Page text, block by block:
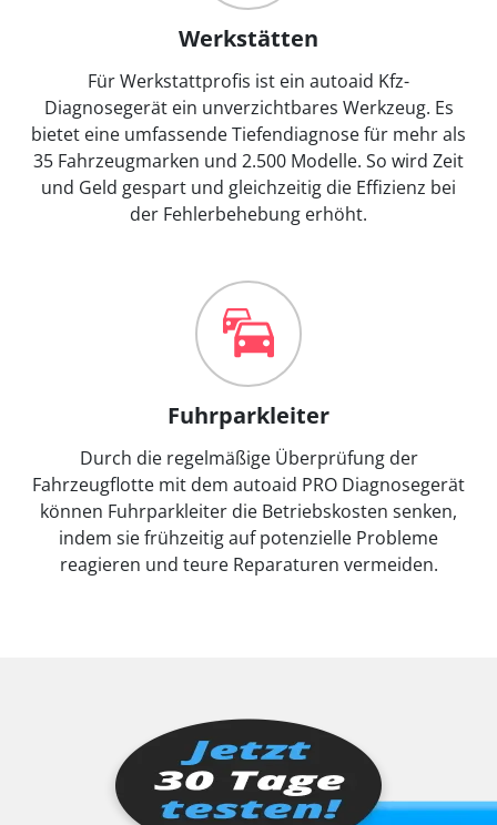
Werkstätten
Für Werkstattprofis ist ein autoaid Kfz-
Diagnosegerät ein unverzichtbares Werkzeug. Es
bietet eine umfassende Tiefendiagnose für mehr als
35 Fahrzeugmarken und 2.500 Modelle. So wird Zeit
und Geld gespart und gleichzeitig die Effizienz bei
der Fehlerbehebung erhöht.
Fuhrparkleiter
Durch die regelmäßige Überprüfung der
Fahrzeugflotte mit dem autoaid PRO Diagnosegerät
können Fuhrparkleiter die Betriebskosten senken,
indem sie frühzeitig auf potenzielle Probleme
reagieren und teure Reparaturen vermeiden.